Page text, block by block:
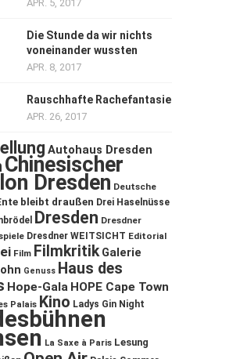
APR. 5, 2017
Die Stunde da wir nichts
voneinander wussten
APR. 8, 2017
Rauschhafte Rachefantasie
APR. 26, 2017
Autohaus Dresden
Chinesischer
Dresden Deutsche
bleibt draußen Drei Haselnüsse
Dresden Dresdner
Dresdner WEITSICHT Editorial
Film Filmkritik Galerie
Genuss Haus des
Hope-Gala HOPE Cape Town
Palais Kino Ladys Gin Night
La Saxe à Paris Lesung